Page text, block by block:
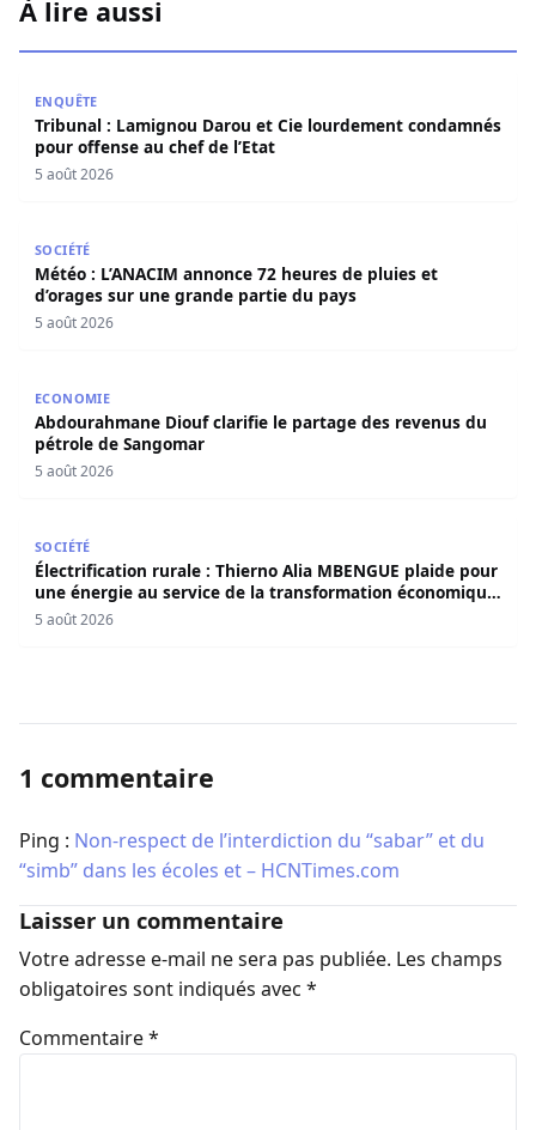
À lire aussi
ENQUÊTE
Tribunal : Lamignou Darou et Cie lourdement condamnés
pour offense au chef de l’Etat
5 août 2026
SOCIÉTÉ
Météo : L’ANACIM annonce 72 heures de pluies et
d’orages sur une grande partie du pays
5 août 2026
ECONOMIE
Abdourahmane Diouf clarifie le partage des revenus du
pétrole de Sangomar
5 août 2026
SOCIÉTÉ
Électrification rurale : Thierno Alia MBENGUE plaide pour
une énergie au service de la transformation économique
et sociale du Sénégal
5 août 2026
1 commentaire
Ping : Non-respect de l’interdiction du “sabar” et du
“simb” dans les écoles et – HCNTimes.com
Laisser un commentaire
Votre adresse e-mail ne sera pas publiée. Les champs
obligatoires sont indiqués avec *
Commentaire*